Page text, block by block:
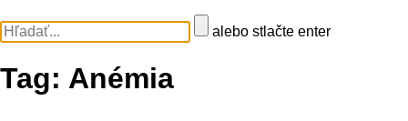
alebo stlačte enter
Tag: Anémia